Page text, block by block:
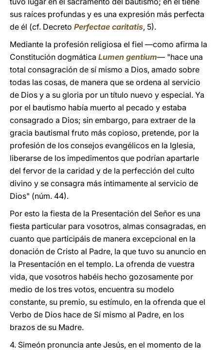
sus raíces profundas y es una expresión más perfecta
de él (cf. Decreto Perfectae caritatis, 5).
Mediante la profesión religiosa el fiel —como afirma la
Constitución dogmática Lumen gentium— "hace una
total consagración de sí mismo a Dios, amado sobre
todas las cosas, de manera que se ordena al servicio
de Dios y a su gloria por un título nuevo y especial. Ya
por el bautismo había muerto al pecado y estaba
consagrado a Dios; sin embargo, para extraer de la
gracia bautismal fruto más copioso, pretende, por la
profesión de los consejos evangélicos en la Iglesia,
liberarse de los impedimentos que podrían apartarle
del fervor de la caridad y de la perfección del culto
divino y se consagra más íntimamente al servicio de
Dios" (núm. 44).
Por esto la fiesta de la Presentación del Señor es una
fiesta particular para vosotros, almas consagradas, en
cuanto que participáis de manera excepcional en la
donación de Cristo al Padre, la que tuvo su anuncio en
la Presentación en el templo. La ofrenda de vuestra
vida, que vosotros habéis hecho gozosamente por
medio de los tres votos, encuentra su modelo
constante, su premio, su estímulo, en la ofrenda que el
Verbo de Dios hace de Sí mismo al Padre, en los
brazos de su Madre.
4. Simeón pronuncia ante Jesús, en el momento de la